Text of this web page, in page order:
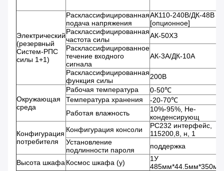
Электрический
(резервный
Систем-РПС
силы 1+1)
Расклассифицированная
подача напряжения
АК110-240В/ДК-48В
[опционное]
Расклассифицированная
частота силы
АК-50ХЗ
Расклассифицированное
течение входного
сигнала
АК-3А/ДК-10А
Расклассифицированная
функция силы
200В
Окружающая
среда
Рабочая температура
0-50℃
Температура хранения
-20-70℃
Работая влажность
10%-95%, Не-
конденсирующ
Конфигурация
потребителя
Конфигурация консоли
РС232 интерфейс,
115200,8, н, 1
Установление
подлинности пароля
поддержка
Высота шкафа Космос шкафа (у)
1У
485мм*44.5мм*350мм